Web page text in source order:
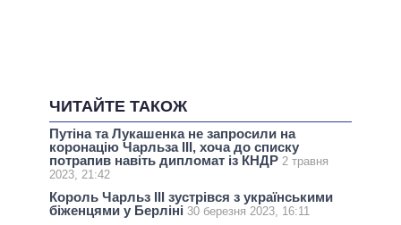
ЧИТАЙТЕ ТАКОЖ
Путіна та Лукашенка не запросили на
коронацію Чарльза III, хоча до списку
потрапив навіть дипломат із КНДР 2 травня
2023, 21:42
Король Чарльз III зустрівся з українськими
біженцями у Берліні 30 березня 2023, 16:11